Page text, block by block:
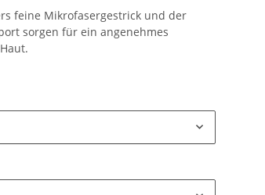
feine Mikrofasergestrick und der
sorgen für ein angenehmes